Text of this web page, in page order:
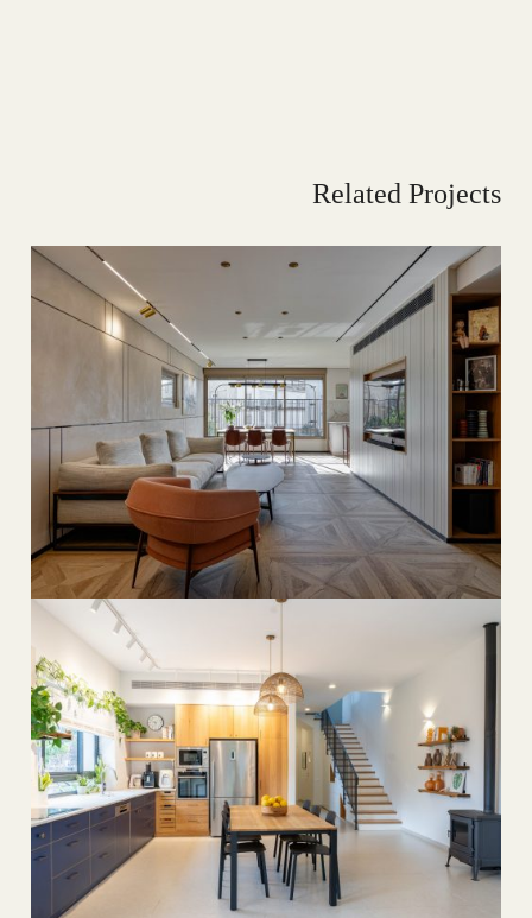
Related Projects